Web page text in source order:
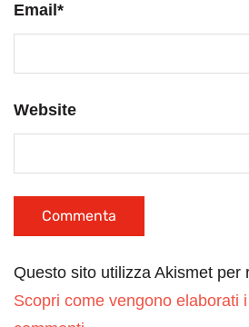
Email *
Website
Questo sito utilizza Akismet per
Scopri come vengono elaborati